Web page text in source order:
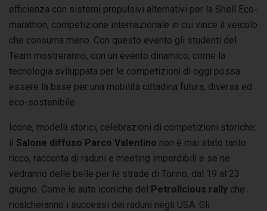
efficienza con sistemi propulsivi alternativi per la Shell Eco-
marathon, competizione internazionale in cui vince il veicolo
che consuma meno. Con questo evento gli studenti del
Team mostreranno, con un evento dinamico, come la
tecnologia sviluppata per le competizioni di oggi possa
essere la base per una mobilità cittadina futura, diversa ed
eco-sostenibile.
Icone, modelli storici, celebrazioni di competizioni storiche:
il Salone diffuso Parco Valentino non è mai stato tanto
ricco, racconta di raduni e meeting imperdibili e se ne
vedranno delle belle per le strade di Torino, dal 19 al 23
giugno. Come le auto iconiche del Petrolicious rally che
ricalcheranno i successi dei raduni negli USA. Gli